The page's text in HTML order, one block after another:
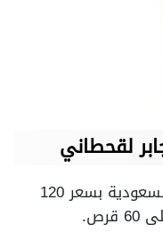
لقحطاني
يتوفر الدواء في المملكة العربية السعودية بسعر 120